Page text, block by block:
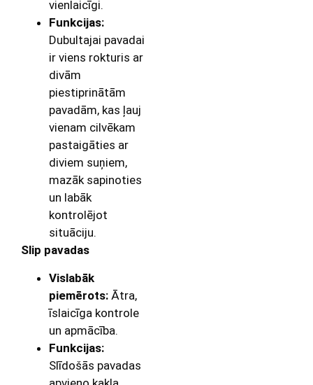
vienlaicīgi.
Funkcijas:
Dubultajai pavadai
ir viens rokturis ar
divām
piestiprinātām
pavadām, kas ļauj
vienam cilvēkam
pastaigāties ar
diviem suņiem,
mazāk sapinoties
un labāk
kontrolējot
situāciju.
Slip pavadas
Vislabāk
piemērots: Ātra,
īslaicīga kontrole
un apmācība.
Funkcijas:
Slīdošās pavadas